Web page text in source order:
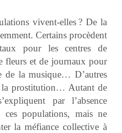
vivent-elles ? De la
Certains procèdent
pour les centres de
fleurs et de journaux pour
de la musique… D’autres
prostitution… Autant de
par l’absence
ces populations, mais ne
la méfiance collective à